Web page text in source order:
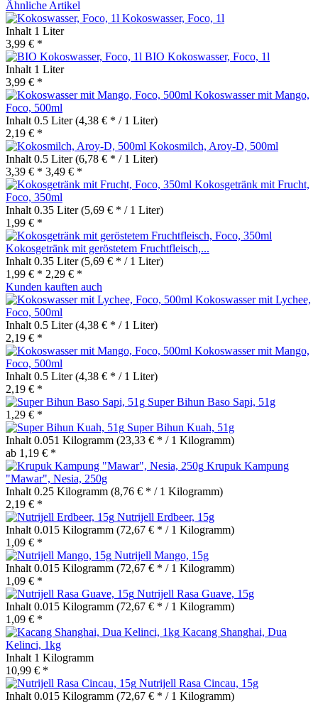
Ähnliche Artikel
Kokoswasser, Foco, 1l
Inhalt 1 Liter
3,99 € *
BIO Kokoswasser, Foco, 1l
Inhalt 1 Liter
3,99 € *
Kokoswasser mit Mango,
Foco, 500ml
Inhalt 0.5 Liter(4,38 € * / 1 Liter)
2,19 € *
Kokosmilch, Aroy-D, 500ml
Inhalt 0.5 Liter(6,78 € * / 1 Liter)
3,39 € * 3,49 € *
Kokosgetränk mit Frucht,
Foco, 350ml
Inhalt 0.35 Liter(5,69 € * / 1 Liter)
1,99 € *
Kokosgetränk mit geröstetem Fruchtfleisch,...
Inhalt 0.35 Liter(5,69 € * / 1 Liter)
1,99 € * 2,29 € *
Kunden kauften auch
Kokoswasser mit Lychee,
Foco, 500ml
Inhalt 0.5 Liter(4,38 € * / 1 Liter)
2,19 € *
Kokoswasser mit Mango,
Foco, 500ml
Inhalt 0.5 Liter(4,38 € * / 1 Liter)
2,19 € *
Super Bihun Baso Sapi, 51g
1,29 € *
Super Bihun Kuah, 51g
Inhalt 0.051 Kilogramm (23,33 € * / 1 Kilogramm)
ab 1,19 € *
Krupuk Kampung
"Mawar", Nesia, 250g
Inhalt 0.25 Kilogramm (8,76 € * / 1 Kilogramm)
2,19 € *
Nutrijell Erdbeer, 15g
Inhalt 0.015 Kilogramm (72,67 € * / 1 Kilogramm)
1,09 € *
Nutrijell Mango, 15g
Inhalt 0.015 Kilogramm (72,67 € * / 1 Kilogramm)
1,09 € *
Nutrijell Rasa Guave, 15g
Inhalt 0.015 Kilogramm (72,67 € * / 1 Kilogramm)
1,09 € *
Kacang Shanghai, Dua
Kelinci, 1kg
Inhalt 1 Kilogramm
10,99 € *
Nutrijell Rasa Cincau, 15g
Inhalt 0.015 Kilogramm (72,67 € * / 1 Kilogramm)